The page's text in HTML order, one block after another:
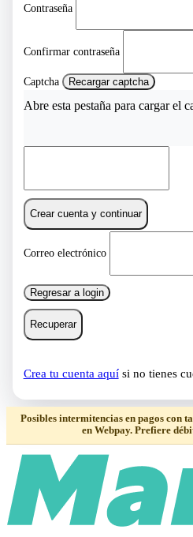
Contraseña
Confirmar contraseña
Captcha Recargar captcha
Abre esta pestaña para cargar el
Crear cuenta y continuar
Correo electrónico
Regresar a login
Recuperar
Crea tu cuenta aquísi no tienes
Posibles intermitencias en pagos con
en Webpay. Prefiere